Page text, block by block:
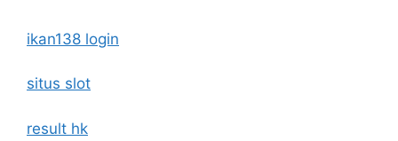
ikan138 login
situs slot
result hk